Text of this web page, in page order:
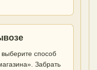
способ
Забрать